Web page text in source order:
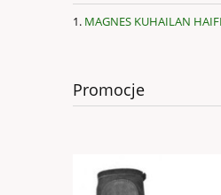
MAGNES KUHAILAN
Promocje